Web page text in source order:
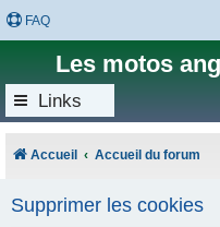
FAQ
Les motos
Links
Accueil Accueil du forum
Supprimer les cookies